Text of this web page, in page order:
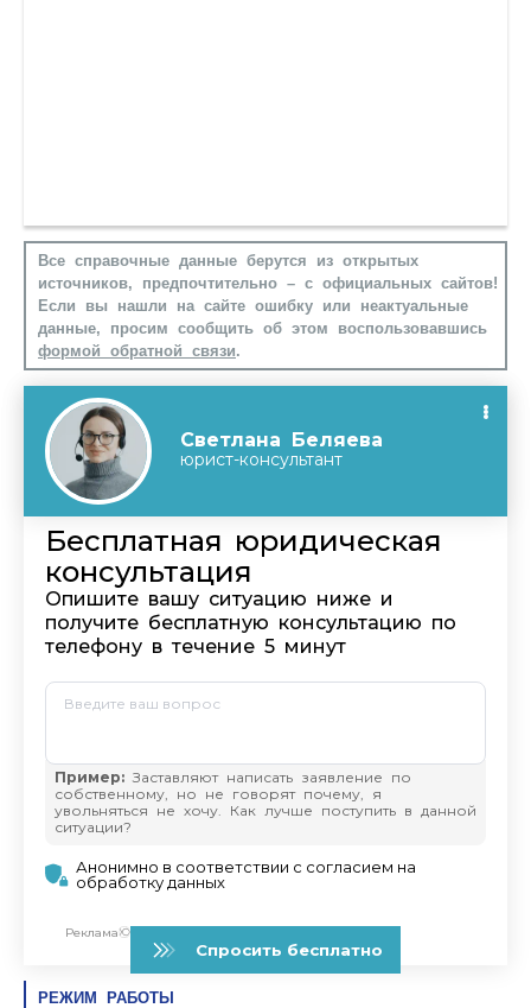
Все справочные данные берутся из открытых
источников, предпочтительно – с официальных сайтов!
Если вы нашли на сайте ошибку или неактуальные
данные, просим сообщить об этом воспользовавшись
формой обратной связи.
РЕЖИМ РАБОТЫ